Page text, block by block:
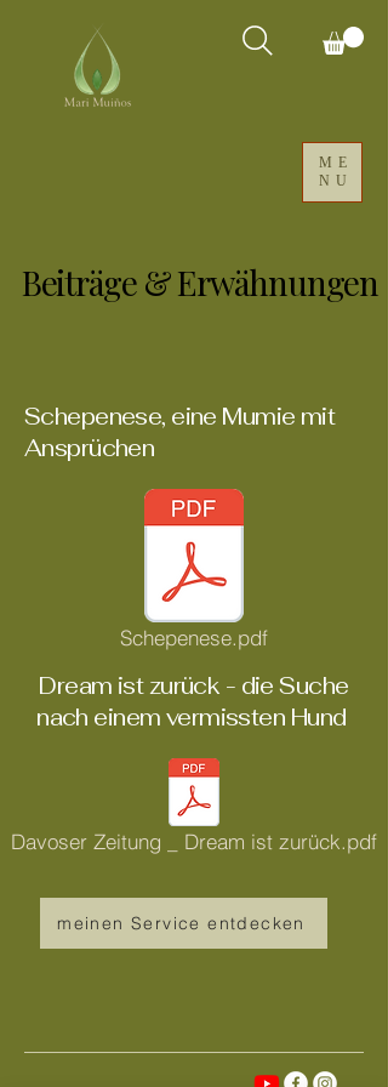
ME
NU
Beiträge & Erwähnungen
Beiträge & Erwähnungen
Schepenese, eine Mumie mit
Ansprüchen
Schepenese.pdf
Dream ist zurück - die Suche
nach einem vermissten Hund
Davoser Zeitung _ Dream ist zurück.pdf
meinen Service entdecken